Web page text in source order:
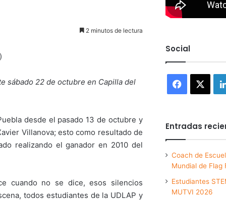
2 minutos de lectura
sábado 22 de octubre en Capilla del
desde el pasado 13 de octubre y
Villanova; esto como resultado de
realizando el ganador en 2010 del
cuando no se dice, esos silencios
todos estudiantes de la UDLAP y
Social
Facebook
Entradas
Coach de
Mundial de Flag
Estudiantes
MUTVI 2026